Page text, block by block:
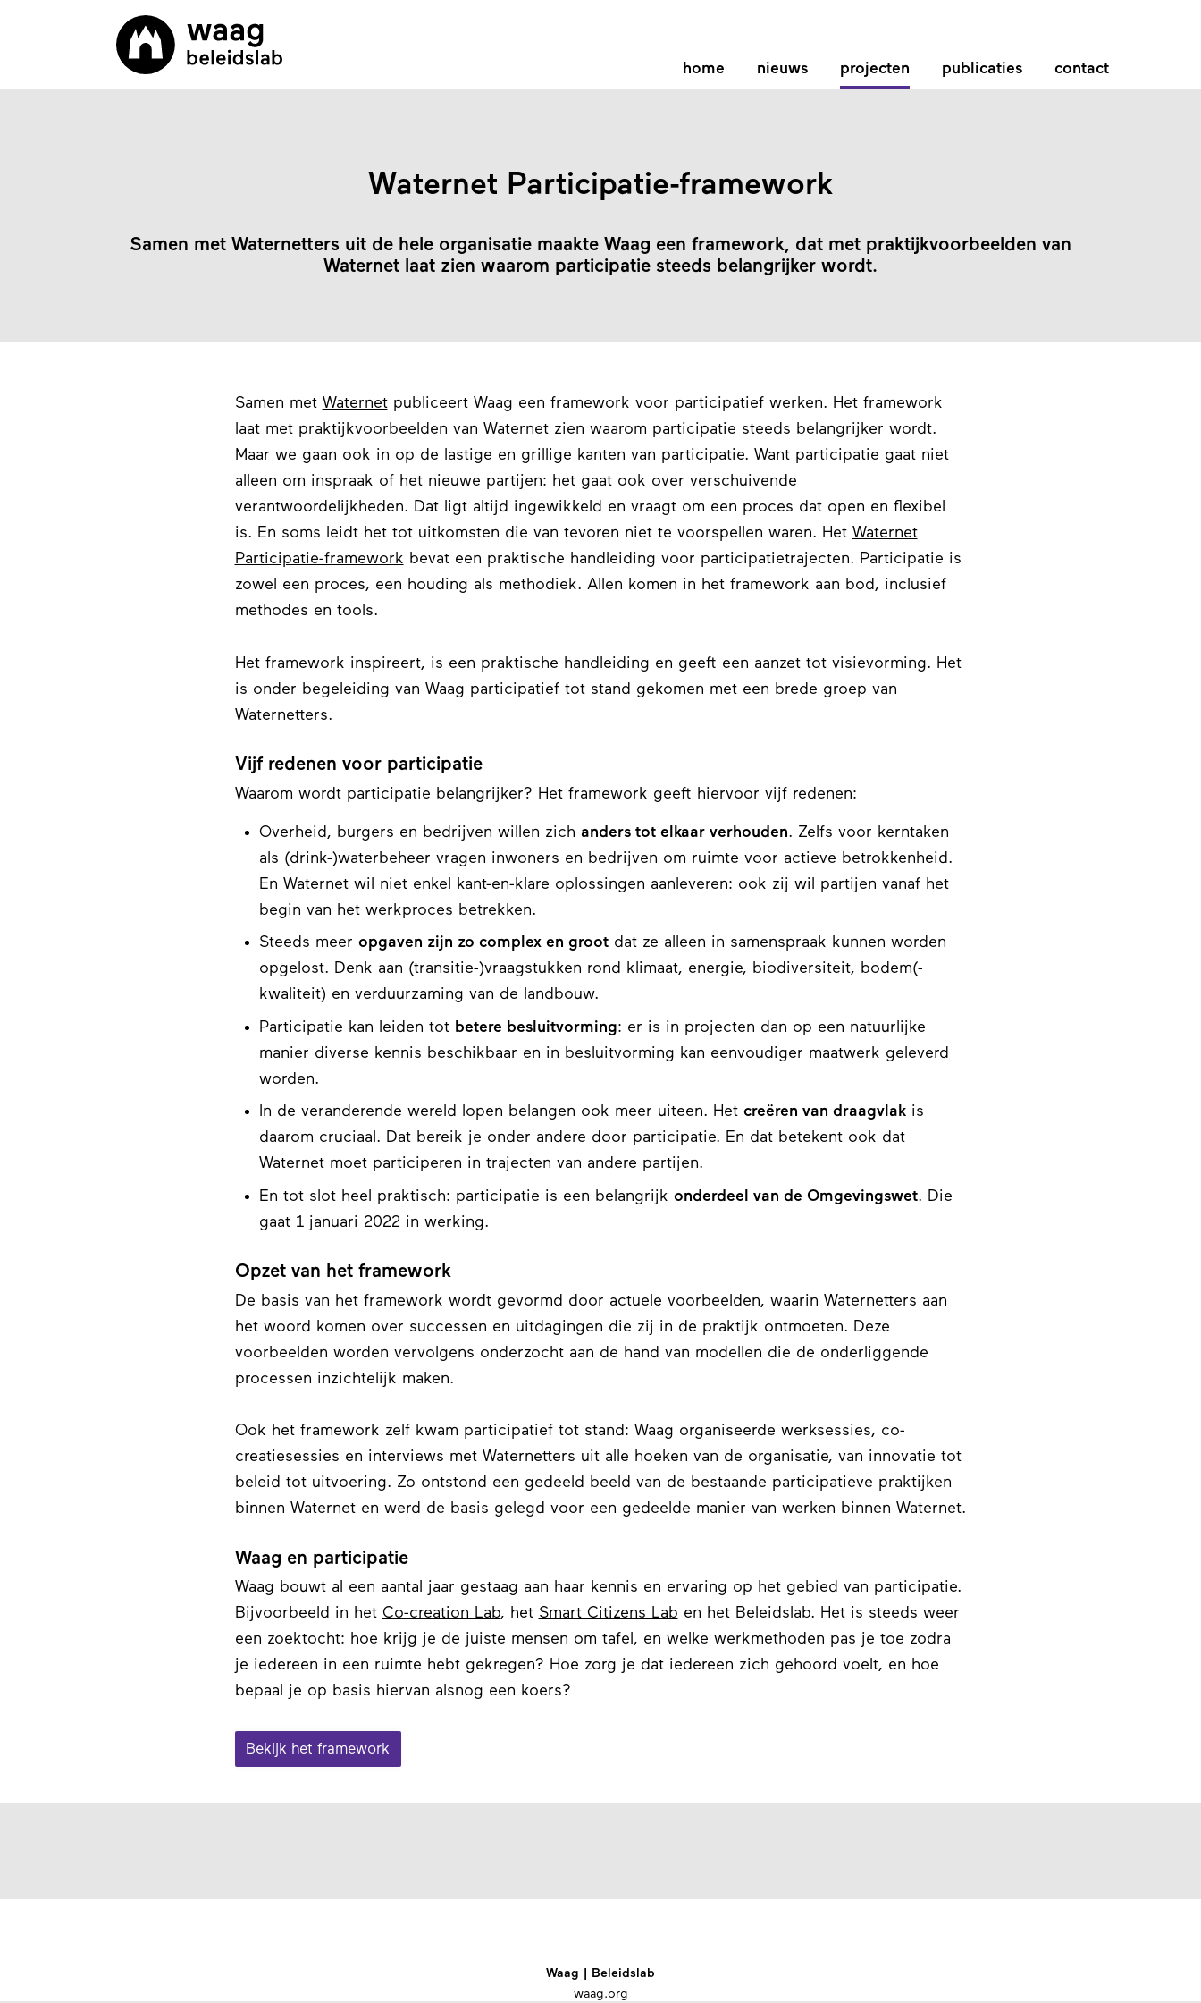
home nieuws projecten publicaties contact
Waternet Participatie-framework
Samen met Waternetters uit de hele organisatie maakte Waag een framework, dat met praktijkvoorbeelden van
Waternet laat zien waarom participatie steeds belangrijker wordt.
Samen met Waternetpubliceert Waag een framework voor participatief werken. Het framework
laat met praktijkvoorbeelden van Waternet zien waarom participatie steeds belangrijker wordt.
Maar we gaan ook in op de lastige en grillige kanten van participatie. Want participatie gaat niet
alleen om inspraak of het nieuwe partijen: het gaat ook over verschuivende
verantwoordelijkheden. Dat ligt altijd ingewikkeld en vraagt om een proces dat open en flexibel
is. En soms leidt het tot uitkomsten die van tevoren niet te voorspellen waren. Het Waternet
Participatie-framework bevat een praktische handleiding voor participatietrajecten. Participatie is
zowel een proces, een houding als methodiek. Allen komen in het framework aan bod, inclusief
methodes en tools.
Het framework inspireert, is een praktische handleiding en geeft een aanzet tot visievorming. Het
is onder begeleiding van Waag participatief tot stand gekomen met een brede groep van
Waternetters.
Vijf redenen voor participatie
Waarom wordt participatie belangrijker? Het framework geeft hiervoor vijf redenen:
Overheid, burgers en bedrijven willen zich anders tot elkaar verhouden. Zelfs voor kerntaken
als (drink-)waterbeheer vragen inwoners en bedrijven om ruimte voor actieve betrokkenheid.
En Waternet wil niet enkel kant-en-klare oplossingen aanleveren: ook zij wil partijen vanaf het
begin van het werkproces betrekken.
Steeds meer opgaven zijn zo complex en grootdat ze alleen in samenspraak kunnen worden
opgelost. Denk aan (transitie-)vraagstukken rond klimaat, energie, biodiversiteit, bodem(-
kwaliteit) en verduurzaming van de landbouw.
Participatie kan leiden tot betere besluitvorming: er is in projecten dan op een natuurlijke
manier diverse kennis beschikbaar en in besluitvorming kan eenvoudiger maatwerk geleverd
worden.
In de veranderende wereld lopen belangen ook meer uiteen. Het creëren van draagvlakis
daarom cruciaal. Dat bereik je onder andere door participatie. En dat betekent ook dat
Waternet moet participeren in trajecten van andere partijen.
En tot slot heel praktisch: participatie is een belangrijk onderdeel van de Omgevingswet. Die
gaat 1 januari 2022 in werking.
Opzet van het framework
De basis van het framework wordt gevormd door actuele voorbeelden, waarin Waternetters aan
het woord komen over successen en uitdagingen die zij in de praktijk ontmoeten. Deze
voorbeelden worden vervolgens onderzocht aan de hand van modellen die de onderliggende
processen inzichtelijk maken.
Ook het framework zelf kwam participatief tot stand: Waag organiseerde werksessies, co-
creatiesessies en interviews met Waternetters uit alle hoeken van de organisatie, van innovatie tot
beleid tot uitvoering. Zo ontstond een gedeeld beeld van de bestaande participatieve praktijken
binnen Waternet en werd de basis gelegd voor een gedeelde manier van werken binnen Waternet.
Waag en participatie
Waag bouwt al een aantal jaar gestaag aan haar kennis en ervaring op het gebied van participatie.
Bijvoorbeeld in het Co-creation Lab, het Smart Citizens Lab en het Beleidslab. Het is steeds weer
een zoektocht: hoe krijg je de juiste mensen om tafel, en welke werkmethoden pas je toe zodra
je iedereen in een ruimte hebt gekregen? Hoe zorg je dat iedereen zich gehoord voelt, en hoe
bepaal je op basis hiervan alsnog een koers?
Bekijk het framework
Waag | Beleidslab
waag.org